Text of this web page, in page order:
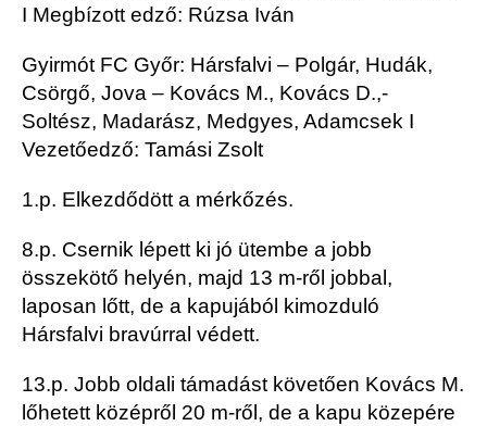
I Megbízott edző: Rúzsa Iván
Gyirmót FC Győr: Hársfalvi – Polgár, Hudák,
Csörgő, Jova – Kovács M., Kovács D.,-
Soltész, Madarász, Medgyes, Adamcsek I
Vezetőedző: Tamási Zsolt
1.p. Elkezdődött a mérkőzés.
8.p. Csernik lépett ki jó ütembe a jobb
összekötő helyén, majd 13 m-ről jobbal,
laposan lőtt, de a kapujából kimozduló
Hársfalvi bravúrral védett.
13.p. Jobb oldali támadást követően Kovács M.
lőhetett középről 20 m-ről, de a kapu közepére